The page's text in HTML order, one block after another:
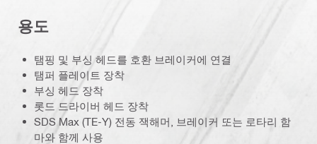
용도
탬핑 및 부싱 헤드를 호환 브레이커에 연결
탬퍼 플레이트 장착
부싱 헤드 장착
롯드 드라이버 헤드 장착
SDS Max (TE-Y) 전동 잭해머, 브레이커 또는 로타리 함
마와 함께 사용